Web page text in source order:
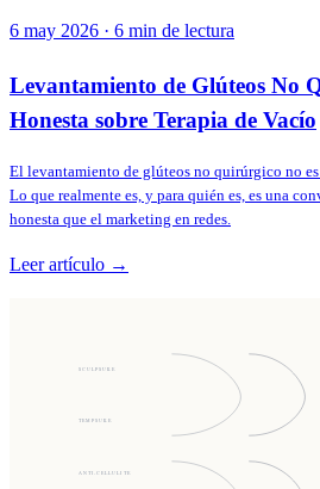
6 may 2026 · 6 min de lectura
Levantamiento de Glúteos No
Honesta sobre Terapia de Vacío
El levantamiento de glúteos no quirúrgico no
Lo que realmente es, y para quién es, es una
honesta que el marketing en redes.
Leer artículo →
SCULPSURE
TEMPSURE
ANTI-CELLULITE